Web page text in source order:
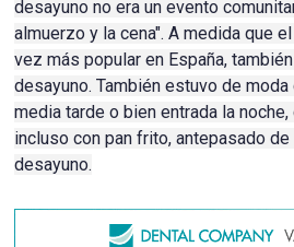
desayuno no era un evento
almuerzo y la cena".A medida que
vez más popular en España,
desayuno.También estuvo de
media tarde o bien entrada la
incluso con pan frito, antepasado
desayuno.